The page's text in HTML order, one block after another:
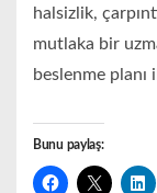
halsizlik,
mutlaka bir
beslenme planı
Bunu paylaş: